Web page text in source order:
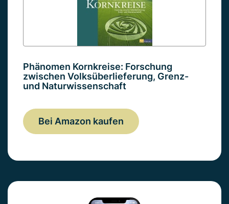
Phänomen Kornkreise: Forschung
zwischen Volksüberlieferung, Grenz-
und Naturwissenschaft
Bei Amazon kaufen